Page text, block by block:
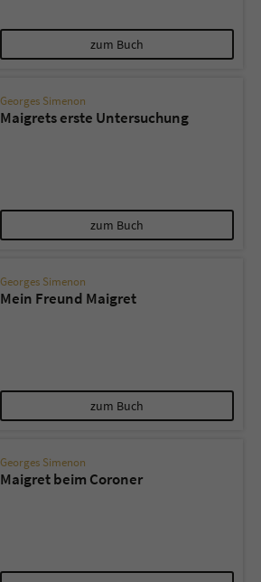
zum Buch
Georges Simenon
Maigrets erste Untersuchung
zum Buch
Georges Simenon
Mein Freund Maigret
zum Buch
Georges Simenon
Maigret beim Coroner